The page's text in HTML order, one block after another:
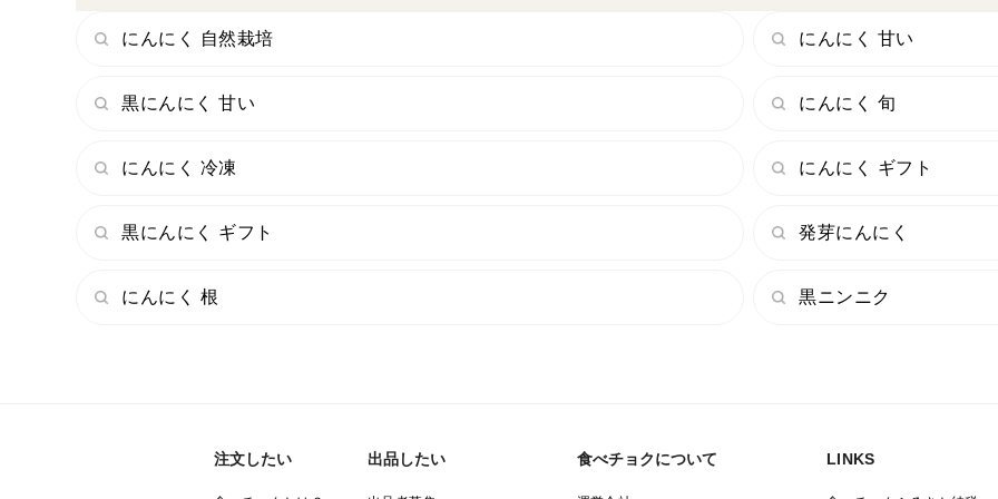
のが特徴です。この辛味成分こそが、じ
◆ 商品詳細・お召し上がり方
にんにく 自然栽培 にんにく 甘い
黒にんにく 甘い にんにく 旬
にんにく 冷凍 にんにく ギフト
黒にんにく ギフト 発芽にんにく
にんにく 根 黒ニンニク
注文したい 出品したい 食べチョクについて LINKS